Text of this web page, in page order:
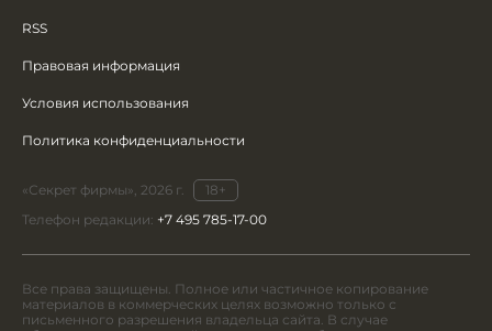
RSS
Правовая информация
Условия использования
Политика конфиденциальности
«Секрет фирмы», 2026 г.
18+
Телефон редакции: +7 495 785-17-00
Все права защищены. Полное или частичное копирование
материалов в коммерческих целях возможно только с
письменного разрешения владельца сайта. В случае